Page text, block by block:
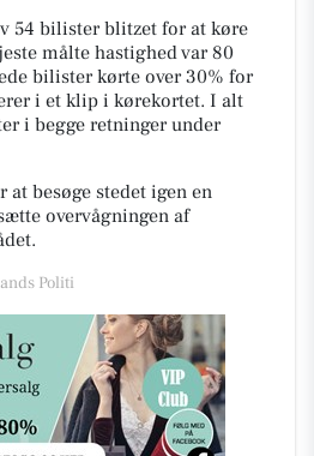
54 bilister blitzet for at køre
målte hastighed var 80
bilister kørte over 30% for
i et klip i kørekortet. I alt
i begge retninger under
besøge stedet igen en
overvågningen af
Politi